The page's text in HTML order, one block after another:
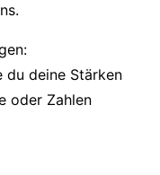
du deine Stärken
oder Zahlen